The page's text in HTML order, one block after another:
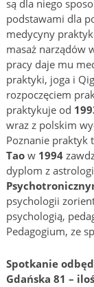
są dla niego
podstawami dla
medycyny
masaż narządów
pracy daje mu
praktyki, joga i
rozpoczęciem
praktykuje od
wraz z polskim
Poznanie praktyk
Taow 1994
dyplom z
psychologii
psychologią,
Pedagogium, ze
Spotkanie
Gdańska 81 –